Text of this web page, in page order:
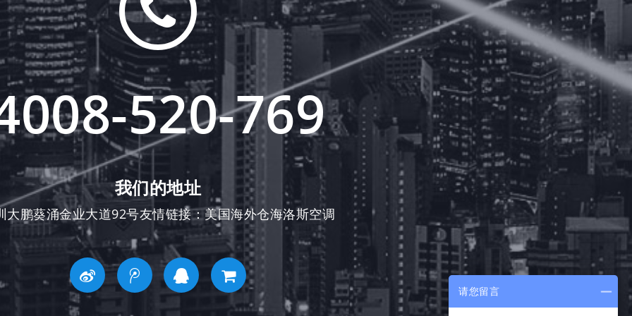
520-769
我们的地址
大鹏葵涌金业大道92号友情链接：美国海外仓海洛斯空调
请您留言